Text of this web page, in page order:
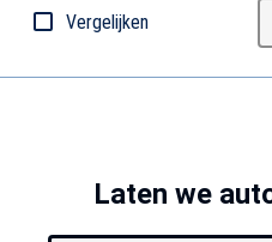
Vergelijken
Laten we